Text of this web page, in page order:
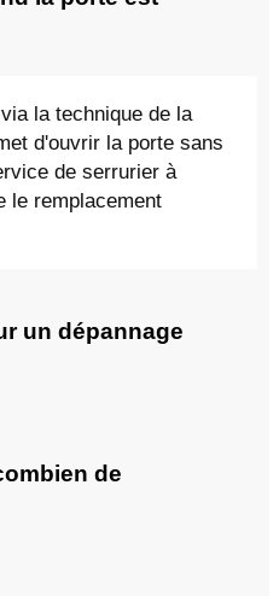
la technique de la
d'ouvrir la porte sans
de serrurier à
le remplacement
un dépannage
de